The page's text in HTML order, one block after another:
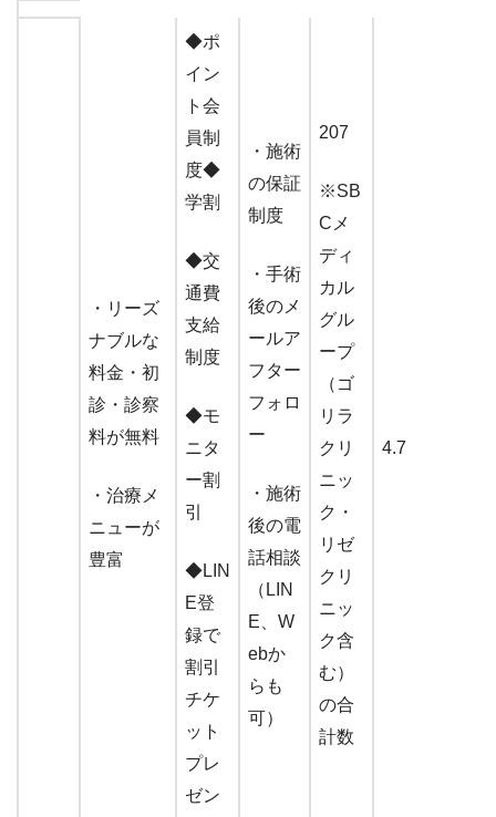
・リーズ
ナブルな
料金 ・初
診・診察
料が無料
・治療メ
ニューが
豊富
◆ポ
イン
ト会
員制
度◆
学割
◆交
通費
支給
制度
◆モ
ニタ
ー割
引
◆LIN
E登
録で
割引
チケ
ット
プレ
ゼン
・施術
の保証
制度
・手術
後のメ
ールア
フター
フォロ
ー
・施術
後の電
話相談
（LIN
E、W
ebか
らも
可）
207
※SB
Cメ
ディ
カル
グル
ープ
（ゴ
リラ
クリ
ニッ
ク・
リゼ
クリ
ニッ
ク含
む）
の合
計数
4.7